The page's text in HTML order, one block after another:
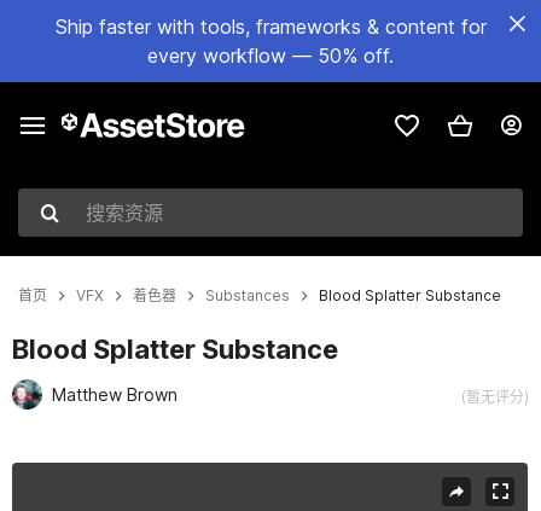
Ship faster with tools, frameworks & content for
every workflow — 50% off.
搜索资源
首页 VFX 着色器 Substances Blood Splatter Substance
Blood Splatter Substance
Matthew Brown (暂无评分)